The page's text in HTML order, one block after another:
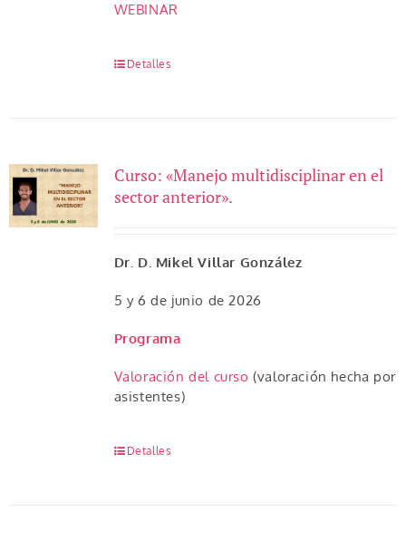
WEBINAR
Detalles
Curso: «Manejo multidisciplinar en el
sector anterior».
Dr. D. Mikel Villar González
5 y 6 de junio de 2026
Programa
Valoración del curso (valoración hecha por
asistentes)
Detalles